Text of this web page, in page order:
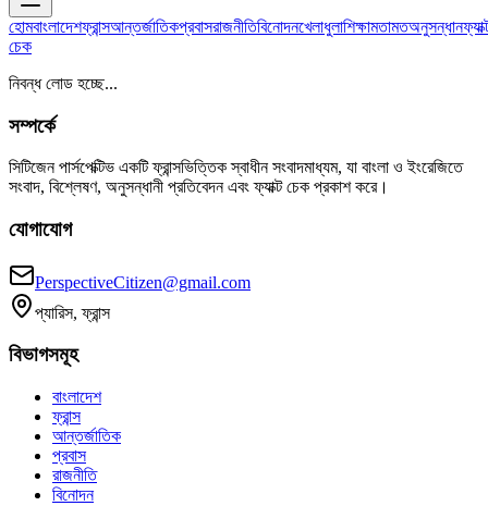
হোমবাংলাদেশফ্রান্সআন্তর্জাতিকপ্রবাসরাজনীতিবিনোদনখেলাধুলাশিক্ষামতামতঅনুসন্ধান
চেক
নিবন্ধ লোড হচ্ছে...
সম্পর্কে
সিটিজেন পার্সপেক্টিভ একটি ফ্রান্সভিত্তিক স্বাধীন সংবাদমাধ্যম, যা বাংলা ও ইংরেজিতে
সংবাদ, বিশ্লেষণ, অনুসন্ধানী প্রতিবেদন এবং ফ্যাক্ট চেক প্রকাশ করে।
যোগাযোগ
PerspectiveCitizen@gmail.com
প্যারিস, ফ্রান্স
বিভাগসমূহ
বাংলাদেশ
ফ্রান্স
আন্তর্জাতিক
প্রবাস
রাজনীতি
বিনোদন